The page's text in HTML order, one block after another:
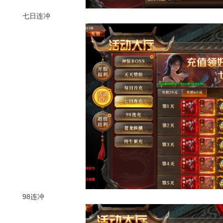
七日连冲
98连冲